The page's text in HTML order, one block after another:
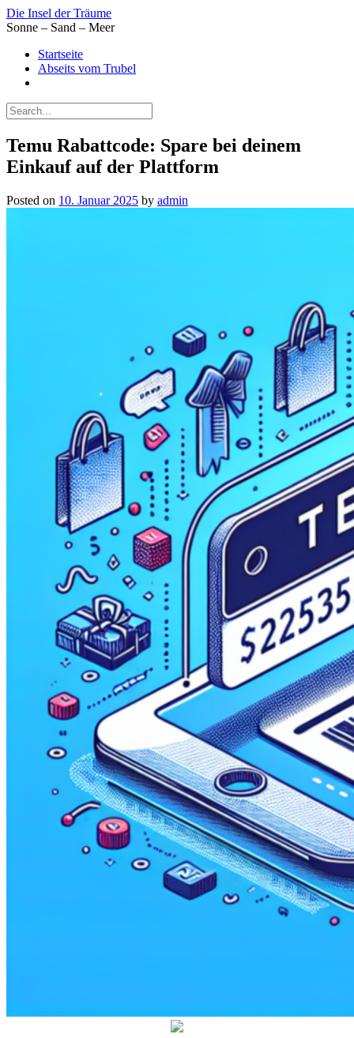
Skip
to
Die Insel der Träume
Sonne – Sand – Meer
Startseite
Abseits vom Trubel
Temu Rabattcode: Spare bei deinem
Einkauf auf der Plattform
Posted on 10. Januar 2025 by admin